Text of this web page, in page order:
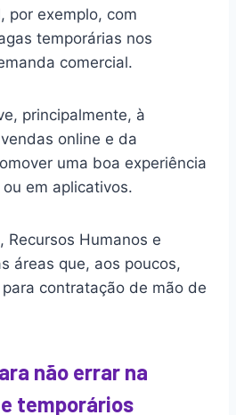
por exemplo, com
temporárias nos
comercial.
principalmente, à
online e da
uma boa experiência
em aplicativos.
Recursos Humanos e
áreas que, aos poucos,
contratação de mão de
não errar na
temporários